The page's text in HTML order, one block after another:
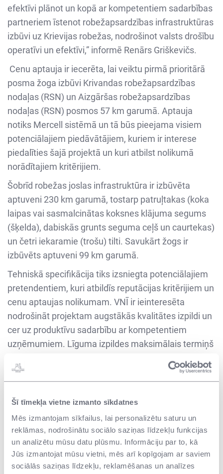
Šī tīmekļa vietne izmanto sīkdatnes
Mēs izmantojam sīkfailus, lai personalizētu saturu un
reklāmas, nodrošinātu sociālo saziņas līdzekļu funkcijas
un analizētu mūsu datu plūsmu. Informāciju par to, kā
Jūs izmantojat mūsu vietni, mēs arī kopīgojam ar saviem
sociālās saziņas līdzekļu, reklamēšanas un analīzes
efektīvi plānot un kopā ar kompetentiem sadarbības
partneriem īstenot robežapsardzības infrastruktūras
izbūvi uz Krievijas robežas, nodrošinot valsts drošību
operatīvi un efektīvi,” informē Renārs Griškevičs.
Cenu aptauja ir iecerēta, lai veiktu pirmā prioritārā
posma žoga izbūvi Krivandas robežapsardzības
nodaļas (RSN) un Aizgāršas robežapsardzības
nodaļas (RSN) posmos 57 km garumā. Aptauja
notiks Mercell sistēmā un tā būs pieejama visiem
potenciālajiem piedāvātājiem, kuriem ir interese
piedalīties šajā projektā un kuri atbilst nolikumā
norādītajiem kritērijiem.
Šobrīd robežas joslas infrastruktūra ir izbūvēta
aptuveni 230 km garumā, tostarp patruļtakas (koka
laipas vai sasmalcinātas koksnes klājuma segums
(šķelda), dabiskās grunts seguma ceļš un caurtekas)
un četri iekaramie (trošu) tilti. Savukārt žogs ir
izbūvēts aptuveni 99 km garumā.
Tehniskā specifikācija tiks izsniegta potenciālajiem
pretendentiem, kuri atbildīs reputācijas kritērijiem un
cenu aptaujas nolikumam. VNĪ ir ieinteresēta
nodrošināt projektam augstākās kvalitātes izpildi un
cer uz produktīvu sadarbību ar kompetentiem
uzņēmumiem. Līguma izpildes maksimālais termiņš
Plašāku informāciju par cenu aptauju VNĪ/2023/CA-
robežas žoga būvniecības ieceres realizācijai
nepieciešamās dokumentācijas izstrāde un izbūve
Krivandas RSN un Aizgāršas RSN posmos”
iespējams uzzināt www.mercell.com. Pieteikšanās
termiņš līdz 2023. gada 12. septembrim.